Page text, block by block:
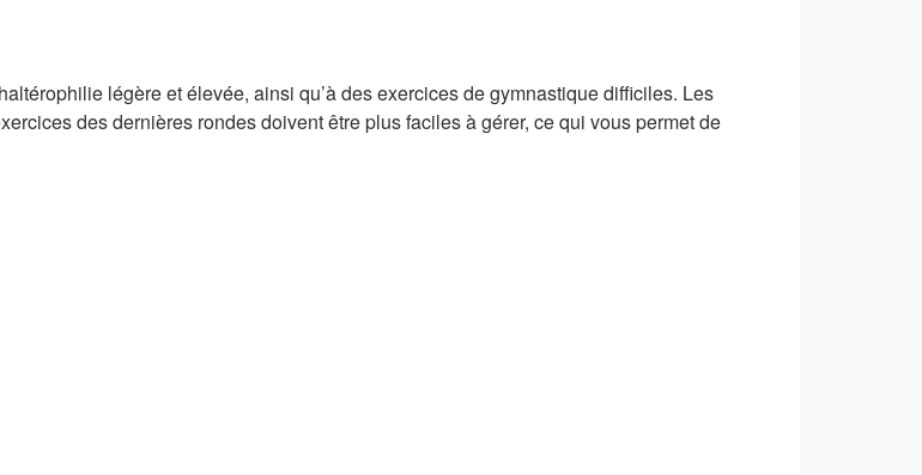
légère et élevée, ainsi qu’à des exercices de gymnastique difficiles. Les
des dernières rondes doivent être plus faciles à gérer, ce qui vous permet de